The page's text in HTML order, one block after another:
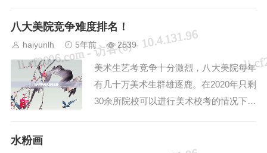
八大美院竞争难度排名！
haiyunlh 5年前 2539
美术生艺考竞争十分激烈，八大美院每年
有几十万美术生群雄逐鹿。在2020年只剩
30余所院校可以进行美术校考的情况下，
水粉画